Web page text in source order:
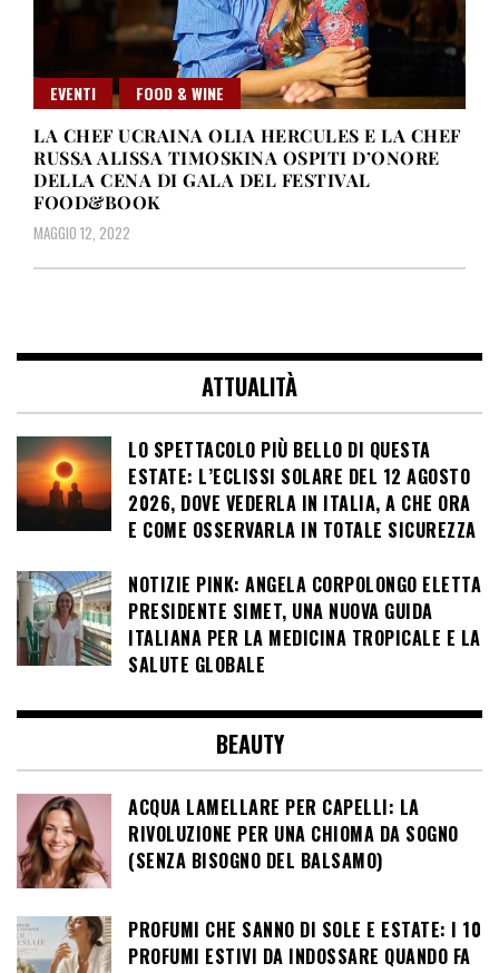
EVENTI
FOOD & WINE
LA CHEF UCRAINA OLIA HERCULES E LA CHEF
RUSSA ALISSA TIMOSKINA OSPITI D’ONORE
DELLA CENA DI GALA DEL FESTIVAL
FOOD&BOOK
MAGGIO 12, 2022
ATTUALITÀ
LO SPETTACOLO PIÙ BELLO DI QUESTA
ESTATE: L’ECLISSI SOLARE DEL 12 AGOSTO
2026, DOVE VEDERLA IN ITALIA, A CHE ORA
E COME OSSERVARLA IN TOTALE SICUREZZA
NOTIZIE PINK: ANGELA CORPOLONGO ELETTA
PRESIDENTE SIMET, UNA NUOVA GUIDA
ITALIANA PER LA MEDICINA TROPICALE E LA
SALUTE GLOBALE
BEAUTY
ACQUA LAMELLARE PER CAPELLI: LA
RIVOLUZIONE PER UNA CHIOMA DA SOGNO
(SENZA BISOGNO DEL BALSAMO)
PROFUMI CHE SANNO DI SOLE E ESTATE: I 10
PROFUMI ESTIVI DA INDOSSARE QUANDO FA